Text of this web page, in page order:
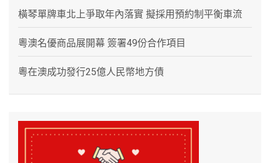
橫琴單牌車北上爭取年內落實 擬採用預約制平衡車流
粵澳名優商品展開幕 簽署49份合作項目
粵在澳成功發行25億人民幣地方債